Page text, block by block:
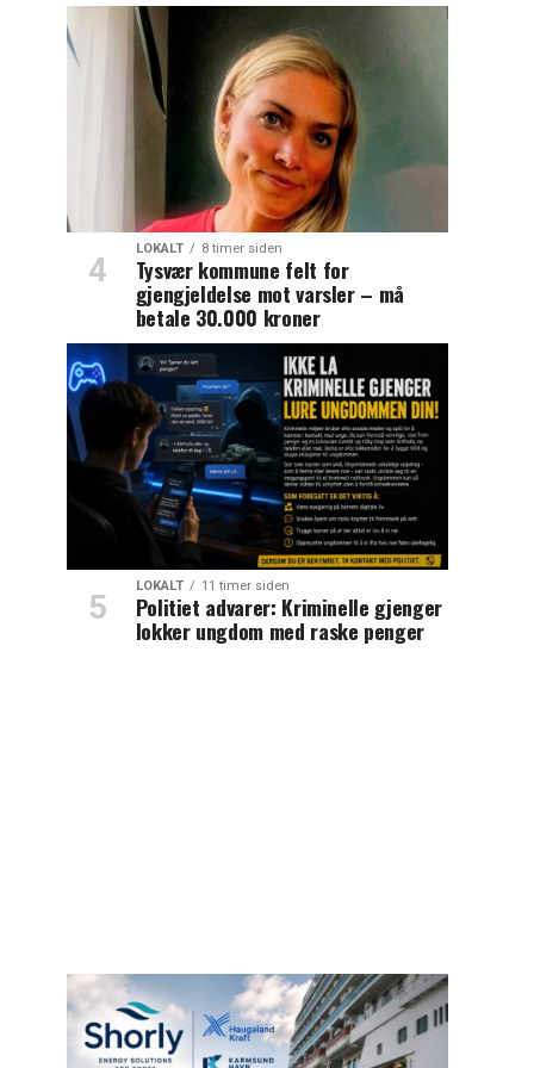
LOKALT 8 timer siden
Tysvær kommune felt for
gjengjeldelse mot varsler – må
betale 30.000 kroner
LOKALT 11 timer siden
Politiet advarer: Kriminelle gjenger
lokker ungdom med raske penger